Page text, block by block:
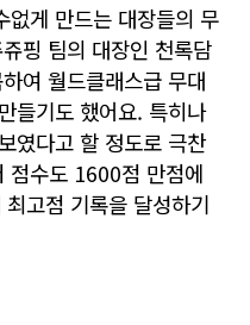
없게 만드는 대장들의 무
핑 팀의 대장인 천록담
여 월드클래스급 무대
들기도 했어요. 특히나
였다고 할 정도로 극찬
점수도 1600점 만점에
고점 기록을 달성하기